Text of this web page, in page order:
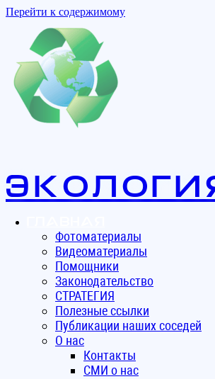
Перейти к содержимому
Фотоматериалы
Видеоматериалы
Помощники
Законодательство
СТРАТЕГИЯ
Полезные ссылки
Публикации наших соседей
О нас
Контакты
СМИ о нас